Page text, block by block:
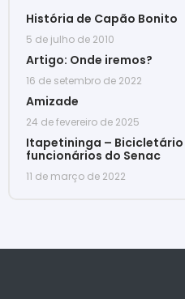
História de Capão Bonito
5 de julho de 2010
Artigo: Onde iremos?
16 de setembro de 2022
Amizade
24 de fevereiro de 2025
Itapetininga – Bicicletário
funcionários do Senac
11 de março de 2022